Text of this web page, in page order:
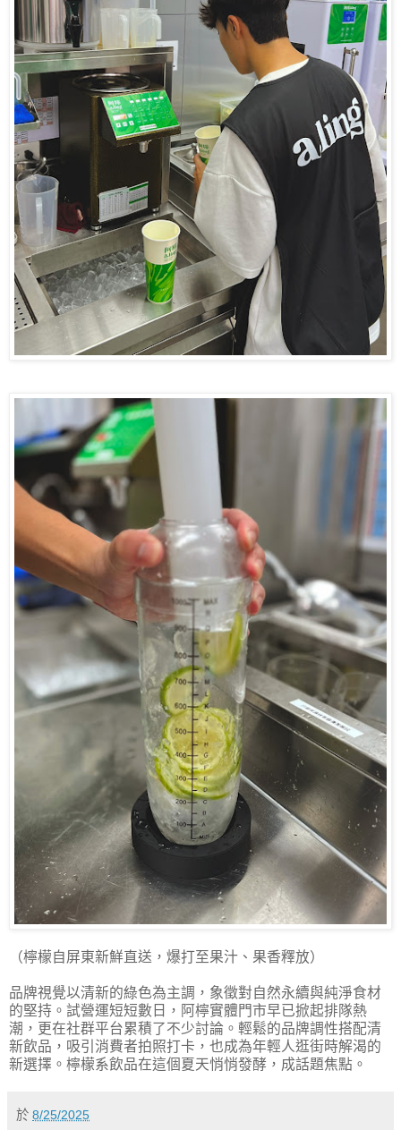
（檸檬自屏東新鮮直送，爆打至果汁、果香釋放）
品牌視覺以清新的綠色為主調，象徵對自然永續與純淨食材
的堅持。試營運短短數日，阿檸實體門市早已掀起排隊熱
潮，更在社群平台累積了不少討論。輕鬆的品牌調性搭配清
新飲品，吸引消費者拍照打卡，也成為年輕人逛街時解渴的
新選擇。檸檬系飲品在這個夏天悄悄發酵，成話題焦點。
於 8/25/2025